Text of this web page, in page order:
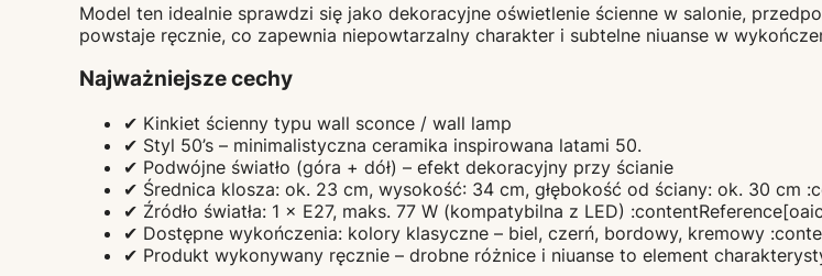
Model ten idealnie sprawdzi się jako dekoracyjne oświetlenie ścienne w salonie,
powstaje ręcznie, co zapewnia niepowtarzalny charakter i subtelne niuanse w
Najważniejsze cechy
✔ Kinkiet ścienny typu wall sconce / wall lamp
✔ Styl 50’s – minimalistyczna ceramika inspirowana latami 50.
✔ Podwójne światło (góra + dół) – efekt dekoracyjny przy ścianie
✔ Średnica klosza: ok. 23 cm, wysokość: 34 cm, głębokość od ściany: ok. 30 cm
✔ Źródło światła: 1 × E27, maks. 77 W (kompatybilna z LED)
✔ Dostępne wykończenia: kolory klasyczne – biel, czerń, bordowy, kremowy
✔ Produkt wykonywany ręcznie – drobne różnice i niuanse to element